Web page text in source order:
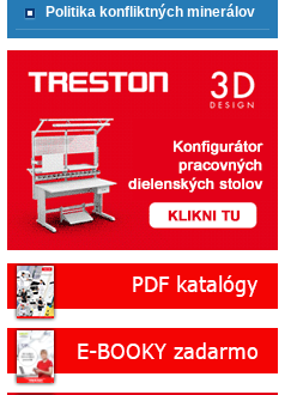
Politika konfliktných minerálov